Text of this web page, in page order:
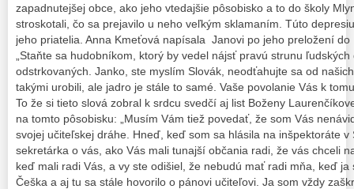
zapadnutejšej obce, ako jeho vtedajšie pôsobisko a to do školy
stroskotali, čo sa prejavilo u neho veľkým sklamaním. Túto
jeho priatelia. Anna Kmeťová napísala Janovi po jeho preložení do
„Staňte sa hudobníkom, ktorý by vedel nájsť pravú strunu
odstrkovaných. Janko, ste myslím Slovák, neodťahujte sa od
takými urobili, ale jadro je stále to samé. Vaše povolanie Vás k
To že si tieto slová zobral k srdcu svedčí aj list Boženy
na tomto pôsobisku: „Musím Vám tiež povedať, že som Vás
svojej učiteľskej dráhe. Hneď, keď som sa hlásila na inšpektoráte v
sekretárka o vás, ako Vás mali tunajší občania radi, že vás chceli
keď mali radi Vás, a vy ste odišiel, že nebudú mať radi mňa, keď
Češka a aj tu sa stále hovorilo o pánovi učiteľovi. Ja som vždy